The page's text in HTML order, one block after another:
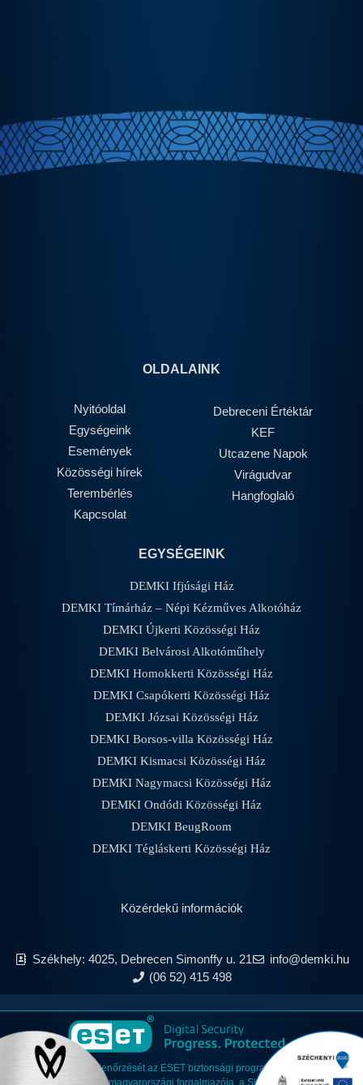
OLDALAINK
Nyitóoldal
Egységeink
Események
Közösségi hírek
Terembérlés
Kapcsolat
Debreceni Értéktár
KEF
Utcazene Napok
Virágudvar
Hangfoglaló
EGYSÉGEINK
DEMKI Ifjúsági Ház
DEMKI Tímárház – Népi Kézműves Alkotóház
DEMKI Újkerti Közösségi Ház
DEMKI Belvárosi Alkotóműhely
DEMKI Homokkerti Közösségi Ház
DEMKI Csapókerti Közösségi Ház
DEMKI Józsai Közösségi Ház
DEMKI Borsos-villa Közösségi Ház
DEMKI Kismacsi Közösségi Ház
DEMKI Nagymacsi Közösségi Ház
DEMKI Ondódi Közösségi Ház
DEMKI BeugRoom
DEMKI Tégláskerti Közösségi Ház
Közérdekű információk
Székhely: 4025, Debrecen Simonffy u. 21
info@demki.hu
(06 52) 415 498
Anyagaink vírusellenőrzését az ESET biztonsági programokkal végezzük,
amelyet a szoftver magyarországi forgalmazója, a Sicontact Kft. biztosít